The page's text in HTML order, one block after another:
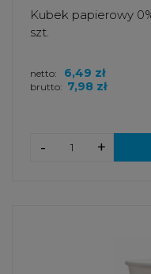
Kubek papierowy
szt.
brutto: 7,98 zł
netto: 6,49 zł
+
-